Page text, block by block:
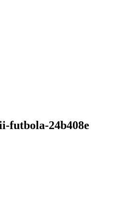
futbola-24b408e